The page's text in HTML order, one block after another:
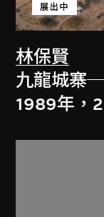
林保賢
展出中
九龍城寨
1989年，